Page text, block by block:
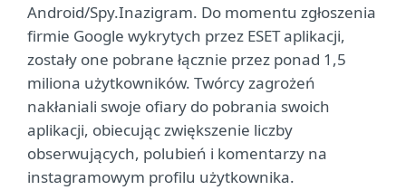
Android/Spy.Inazigram. Do momentu zgłoszenia
firmie Google wykrytych przez ESET aplikacji,
zostały one pobrane łącznie przez ponad 1,5
miliona użytkowników. Twórcy zagrożeń
nakłaniali swoje ofiary do pobrania swoich
aplikacji, obiecując zwiększenie liczby
obserwujących, polubień i komentarzy na
instagramowym profilu użytkownika.